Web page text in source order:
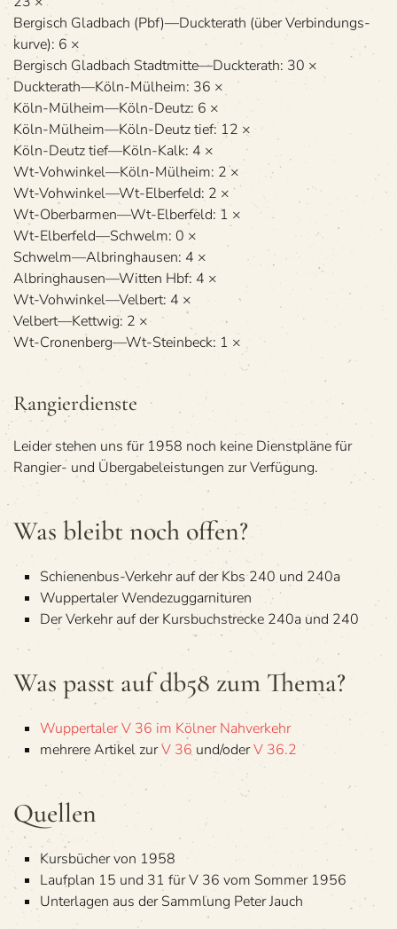
Ber­gisch Glad­bach (Pbf)—Duckterath (über Ver­bin­dungs­
kurve): 6 ×
Ber­gisch Glad­bach Stadtmitte—Duckterath: 30 ×
Duckterath—Köln-Mülheim: 36 ×
Köln-Mülheim—Köln-Deutz: 6 ×
Köln-Mülheim—Köln-Deutz tief: 12 ×
Köln-Deutz tief—Köln-Kalk: 4 ×
Wt-Vohwinkel—Köln-Mülheim: 2 ×
Wt-Vohwinkel—Wt-Elberfeld: 2 ×
Wt-Oberbarmen—Wt-Elberfeld: 1 ×
Wt-Elberfeld—Schwelm: 0 ×
Schwelm—Albringhausen: 4 ×
Albringhausen—Witten Hbf: 4 ×
Wt-Vohwinkel—Velbert: 4 ×
Velbert—Kettwig: 2 ×
Wt-Cronenberg—Wt-Steinbeck: 1 ×
Ran­gier­dienste
Lei­der ste­hen uns für 1958 noch keine Dienst­pläne für
Ran­gier- und Über­ga­be­leis­tun­gen zur Verfügung.
Was bleibt noch offen?
Schie­nen­bus-Ver­kehr auf der Kbs 240 und 240a
Wup­per­taler Wendezuggarnituren
Der Ver­kehr auf der Kurs­buch­strecke 240a und 240
Was passt auf db58 zum Thema?
Wup­per­ta­ler V 36 im Köl­ner Nahverkehr
meh­rere Arti­kel zurV 36 und/oderV 36.2
Quel­len
Kurs­bü­cher von 1958
Lauf­plan 15 und 31 für V 36 vom Som­mer 1956
Unter­lagen aus der Samm­lung Peter Jauch